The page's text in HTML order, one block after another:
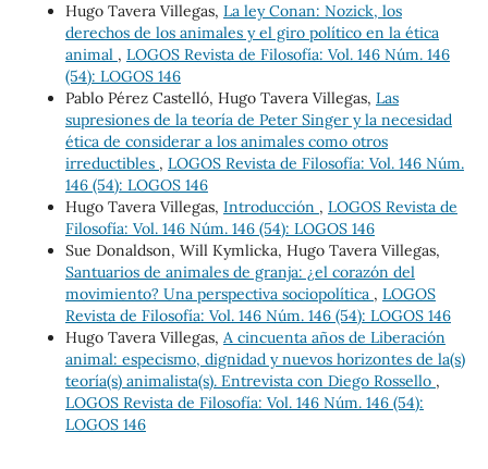
Hugo Tavera Villegas, La ley Conan: Nozick, los
derechos de los animales y el giro político en la ética
animal , LOGOS Revista de Filosofía: Vol. 146 Núm. 146
(54): LOGOS 146
Pablo Pérez Castelló, Hugo Tavera Villegas, Las
supresiones de la teoría de Peter Singer y la necesidad
ética de considerar a los animales como otros
irreductibles , LOGOS Revista de Filosofía: Vol. 146 Núm.
146 (54): LOGOS 146
Hugo Tavera Villegas, Introducción , LOGOS Revista de
Filosofía: Vol. 146 Núm. 146 (54): LOGOS 146
Sue Donaldson, Will Kymlicka, Hugo Tavera Villegas,
Santuarios de animales de granja: ¿el corazón del
movimiento? Una perspectiva sociopolítica , LOGOS
Revista de Filosofía: Vol. 146 Núm. 146 (54): LOGOS 146
Hugo Tavera Villegas, A cincuenta años de Liberación
animal: especismo, dignidad y nuevos horizontes de la(s)
teoría(s) animalista(s). Entrevista con Diego Rossello ,
LOGOS Revista de Filosofía: Vol. 146 Núm. 146 (54):
LOGOS 146